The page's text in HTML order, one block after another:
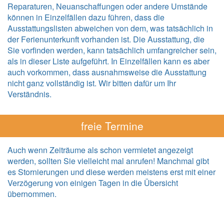
Reparaturen, Neuanschaffungen oder andere Umstände
können in Einzelfällen dazu führen, dass die
Ausstattungslisten abweichen von dem, was tatsächlich in
der Ferienunterkunft vorhanden ist. Die Ausstattung, die
Sie vorfinden werden, kann tatsächlich umfangreicher sein,
als in dieser Liste aufgeführt. In Einzelfällen kann es aber
auch vorkommen, dass ausnahmsweise die Ausstattung
nicht ganz vollständig ist. Wir bitten dafür um Ihr
Verständnis.
freie Termine
Auch wenn Zeiträume als schon vermietet angezeigt
werden, sollten Sie vielleicht mal anrufen! Manchmal gibt
es Stornierungen und diese werden meistens erst mit einer
Verzögerung von einigen Tagen in die Übersicht
übernommen.